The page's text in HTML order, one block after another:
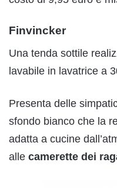
Finvincker
Una tenda sottile
lavabile in lavatrice a
Presenta delle
sfondo bianco che la
adatta a cucine
alle camerette dei